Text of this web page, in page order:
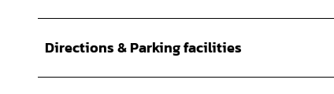
Directions & Parking facilities